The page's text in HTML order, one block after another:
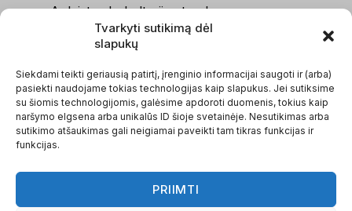
Tvarkyti sutikimą dėl
slapukų
Siekdami teikti geriausią patirtį, įrenginio informacijai saugoti ir (arba)
pasiekti naudojame tokias technologijas kaip slapukus. Jei sutiksime
su šiomis technologijomis, galėsime apdoroti duomenis, tokius kaip
naršymo elgsena arba unikalūs ID šioje svetainėje. Nesutikimas arba
sutikimo atšaukimas gali neigiamai paveikti tam tikras funkcijas ir
funkcijas.
PRIIMTI
Apleistos buhalterijos tvarkymas
Buhalterinė apskaita, IĮ
Buhalterinė apskaita, MB
Buhalterinė apskaita, UAB / VšĮ
Įmonių steigimas
Kitos paslaugos
MENIU
Apie mus